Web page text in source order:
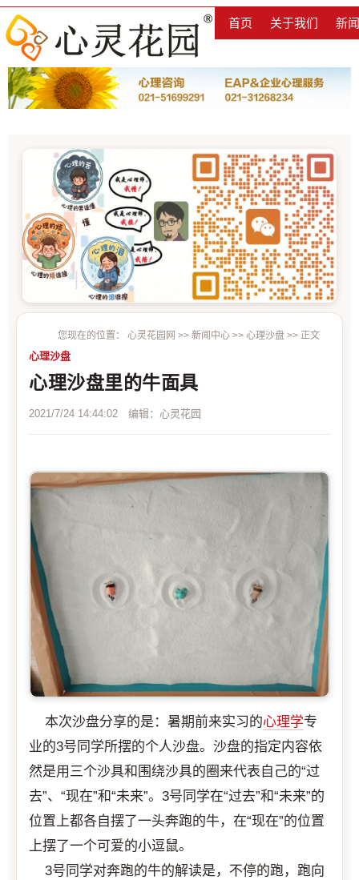
首页 关于我们 新
您现在的位置： 心灵花园网 >> 新闻中心 >> 心理沙盘 >> 正文
心理沙盘
心理沙盘里的牛面具
2021/7/24 14:44:02 编辑：心灵花园
本次沙盘分享的是：暑期前来实习的心理学专
业的3号同学所摆的个人沙盘。沙盘的指定内容依
然是用三个沙具和围绕沙具的圈来代表自己的“过
去”、“现在”和“未来”。3号同学在“过去”和“未来”的
位置上都各自摆了一头奔跑的牛，在“现在”的位置
上摆了一个可爱的小逗鼠。
3号同学对奔跑的牛的解读是，不停的跑，跑向